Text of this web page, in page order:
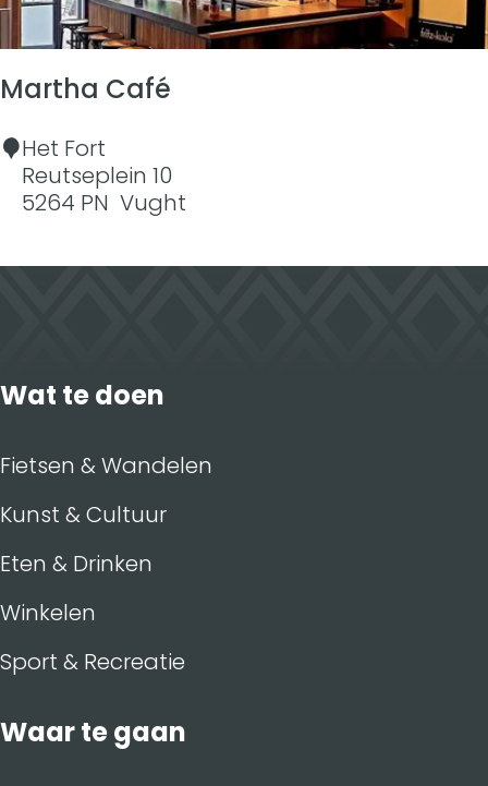
s
t
n
b
d
b
a
rMartha Café
M
é
Het Fort
Reutseplein 10
5264 PN Vught
Wat te doen
Fietsen & Wandelen
Kunst & Cultuur
Eten & Drinken
Winkelen
Sport & Recreatie
Waar te gaan